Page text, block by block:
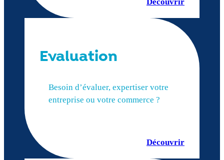
Evaluation
Besoin d’évaluer, expertiser votre
entreprise ou votre commerce ?
Découvrir